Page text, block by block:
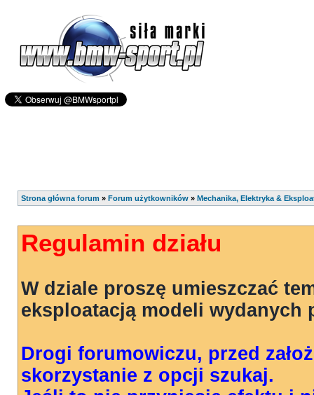
Strona główna forum » Forum użytkowników » Mechanika, Elektryka &
Regulamin działu
W dziale proszę umieszczać
eksploatacją modeli wydanych
Drogi forumowiczu, przed
skorzystanie z opcji szukaj.